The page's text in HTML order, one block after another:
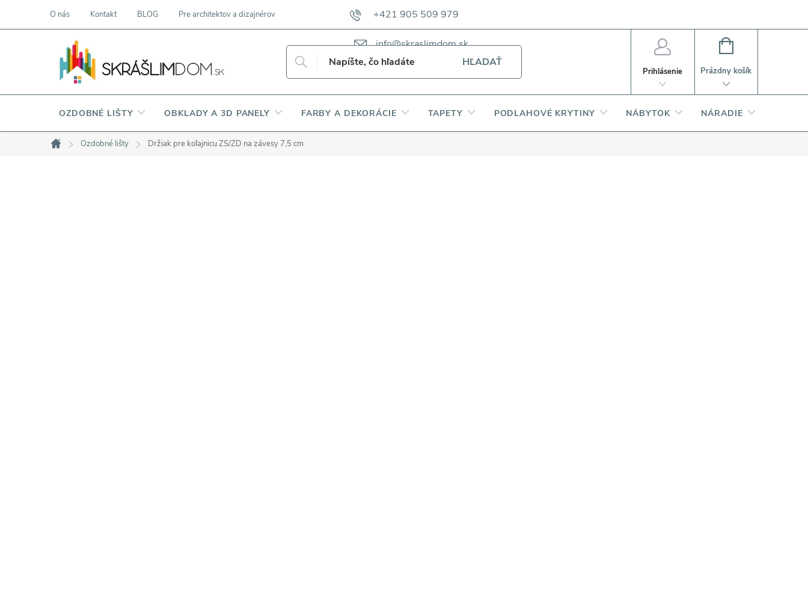
+421 905 509 979
info@skraslimdom.sk
O nás Kontakt BLOG Pre architektov a dizajnérov VZORKOVNÍKY TKANÍN CAMFERO VZORKOVNÍK TKANÍN DAPPI
HĽADAŤ
Prihlásenie
NÁKUPNÝ
Prázdny košík
OZDOBNÉ LIŠTY OBKLADY A 3D PANELY FARBY A DEKORÁCIE TAPETY PODLAHOVÉ KRYTINY NÁBYTOK NÁRADIE
Domov
Ozdobné lišty Držiak pre koľajnicu ZS/ZD na závesy 7,5 cm